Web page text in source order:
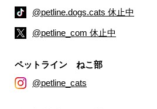
@petline.dogs.cats 休止中
@petline_com 休止中
ペットライン ねこ部
@petline_cats